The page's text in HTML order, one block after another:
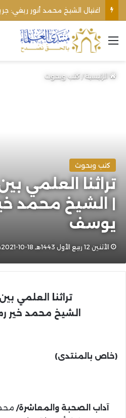
القائمة
الرئيسية/كتب وبحوث
كتب وبحوث
| الشيخ محمد
يوسف
الأثنين 12 ربيع الأول 1443هـ 18-10-2021م
تراثنا العلمي بين
الشيخ محمد
(خاص بالمنتدى)
آداب الصحبة والمعاشرة/